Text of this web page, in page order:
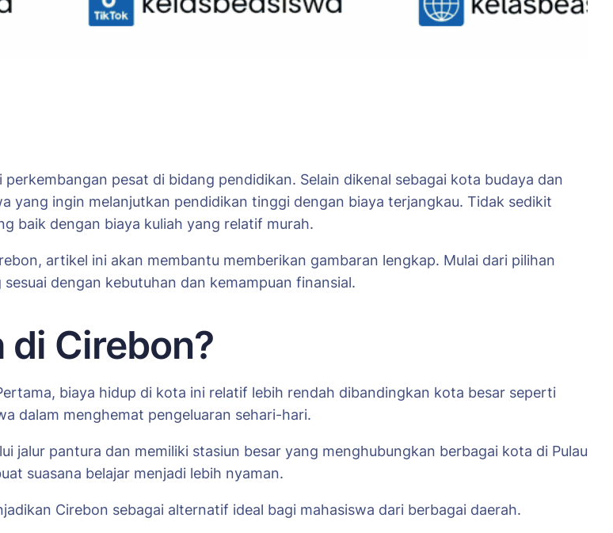
pesat di bidang pendidikan. Selain dikenal sebagai kota budaya dan
yang ingin melanjutkan pendidikan tinggi dengan biaya terjangkau. Tidak sedikit
baik dengan biaya kuliah yang relatif murah.
artikel ini akan membantu memberikan gambaran lengkap. Mulai dari pilihan
dengan kebutuhan dan kemampuan finansial.
di Cirebon?
biaya hidup di kota ini relatif lebih rendah dibandingkan kota besar seperti
dalam menghemat pengeluaran sehari-hari.
jalur pantura dan memiliki stasiun besar yang menghubungkan berbagai kota di Pulau
suasana belajar menjadi lebih nyaman.
Cirebon sebagai alternatif ideal bagi mahasiswa dari berbagai daerah.